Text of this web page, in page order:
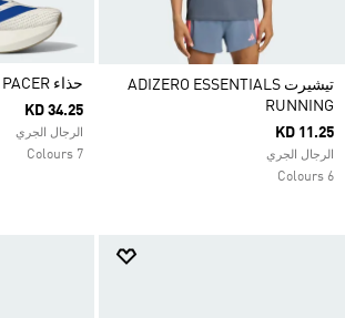
تيشيرت ADIZERO ESSENTIALS
RUNNING
KD 11.25
الرجال الجري
6 Colours
حذاء ADIZERO PACER
KD 34.25
الرجال الجري
7 Colours